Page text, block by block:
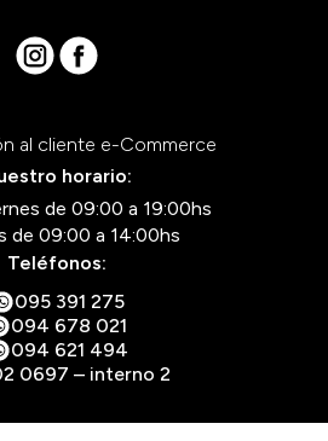
al cliente e-Commerce
horario:
de 09:00 a 19:00hs
de 09:00 a 14:00hs
Teléfonos:
095 391 275
094 678 021
094 621 494
0697 – interno 2